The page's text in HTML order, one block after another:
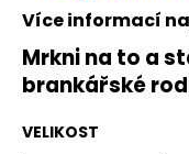
Více informací
Mrkni na to a
brankářské
VELIKOST